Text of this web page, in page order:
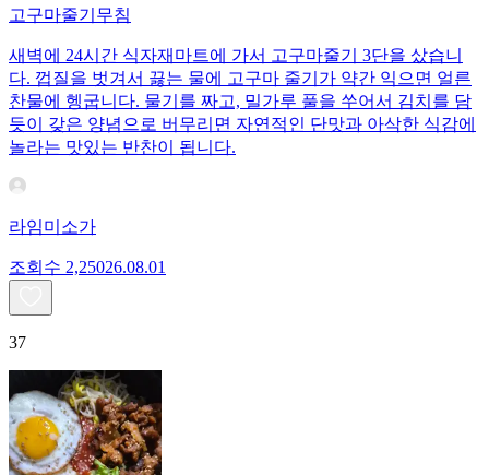
고구마줄기무침
새벽에 24시간 식자재마트에 가서 고구마줄기 3단을 샀습니
다. 껍질을 벗겨서 끓는 물에 고구마 줄기가 약간 익으면 얼른
찬물에 헹굽니다. 물기를 짜고, 밀가루 풀을 쑤어서 김치를 담
듯이 갖은 양념으로 버무리면 자연적인 단맛과 아삭한 식감에
놀라는 맛있는 반찬이 됩니다.
라임미소가
조회수 2,25026.08.01
37